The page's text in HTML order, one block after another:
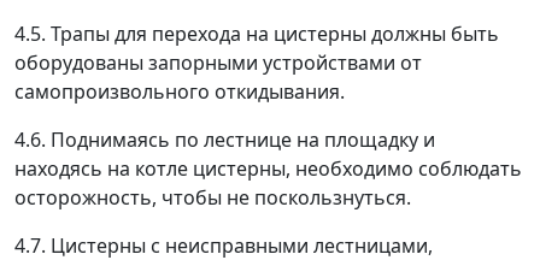
4.5. Трапы для перехода на цистерны должны быть
оборудованы запорными устройствами от
самопроизвольного откидывания.
4.6. Поднимаясь по лестнице на площадку и
находясь на котле цистерны, необходимо соблюдать
осторожность, чтобы не поскользнуться.
4.7. Цистерны с неисправными лестницами,